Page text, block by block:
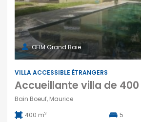
OFIM Grand Baie
VILLA ACCESSIBLE ÉTRANGERS
Bain Boeuf, Maurice
400 m2 5